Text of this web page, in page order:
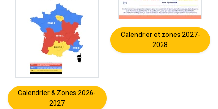
Calendrier & Zones 2026-
2027
Calendrier et zones 2027-
2028